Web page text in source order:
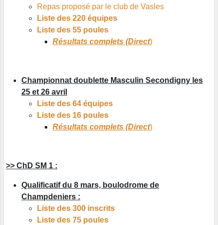
Repas proposé par le club de Vasles
Liste des 220 équipes
Liste des 55 poules
Résultats complets (Direct)
Championnat doublette Masculin Secondigny les
25 et 26 avril
Liste des 64 équipes
Liste des 16 poules
Résultats complets (Direct)
>> ChD SM 1 :
Qualificatif du 8 mars, boulodrome de
Champdeniers :
Liste des 300 inscrits
Liste des 75 poules